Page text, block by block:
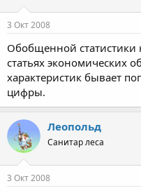
3 Окт 2008
Обобщенной статистики
статьях экономических
характеристик бывает
цифры.
Леопольд
Санитар леса
3 Окт 2008